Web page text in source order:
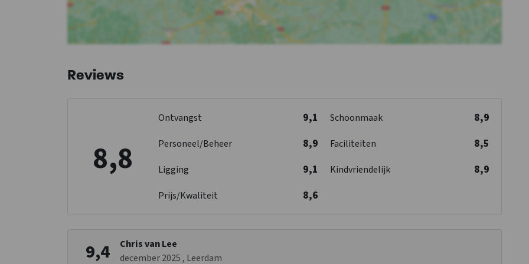
Reviews
8,8
Ontvangst 9,1 Schoonmaak 8,9
Personeel/Beheer 8,9 Faciliteiten 8,5
Ligging 9,1 Kindvriendelijk 8,9
Prijs/Kwaliteit 8,6
9,4
Chris van Lee
december 2025, Leerdam